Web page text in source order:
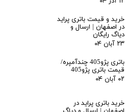
خرید و قیمت باتری پراید
در اصفهان | ارسال و
دیاگ رایگان
۲۳ آبان ۰۴
باتری پژو405 چندآمپره/
قیمت باتری پژو405
۰۲ آبان ۰۴
خرید باتری پراید در